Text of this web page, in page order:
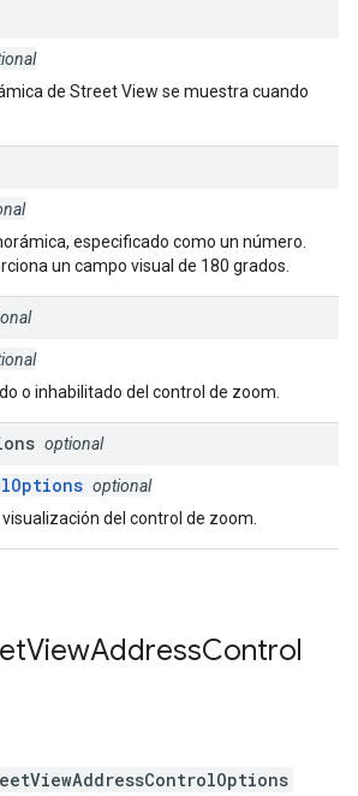
de Street View se muestra cuando
especificado como un número.
un campo visual de 180 grados.
o inhabilitado del control de zoom.
optional
optional
del control de zoom.
ViewAddressControl